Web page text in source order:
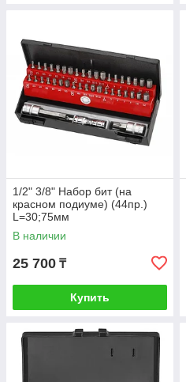
1/2" 3/8" Набор бит (на
красном подиуме) (44пр.)
L=30;75мм
В наличии
25 700 ₸
Купить